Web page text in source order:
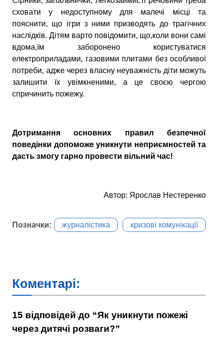
сховати у недоступному для малечі місці та
пояснити, що ігри з ними призводять до трагічних
наслідків. Дітям варто повідомити, що,коли вони самі
вдома,їм заборонено користуватися
електроприладами, газовими плитами без особливої
потреби, адже через власну неуважність діти можуть
залишити їх увімкненими, а це своєю чергою
спричинить пожежу.
Дотримання основних правил безпечної
поведінки допоможе уникнути неприємностей та
дасть змогу гарно провести вільний час!
Автор: Ярослав Нестеренко
Позначки: журналістика кризові комунікації
Коментарі:
15 відповідей до “Як уникнути пожежі
через дитячі розваги?”